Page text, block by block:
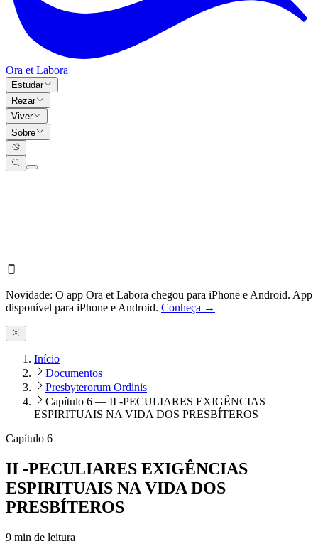
Ora et Labora
Estudar
Rezar
Viver
Sobre
Novidade: O app Ora et Labora chegou para iPhone e Android. App
disponível para iPhone e Android. Conheça →
Início
Documentos
Presbyterorum Ordinis
Capítulo 6 — II -PECULIARES EXIGÊNCIAS
ESPIRITUAIS NA VIDA DOS PRESBÍTEROS
Capítulo 6
II -PECULIARES EXIGÊNCIAS
ESPIRITUAIS NA VIDA DOS
PRESBÍTEROS
9 min de leitura